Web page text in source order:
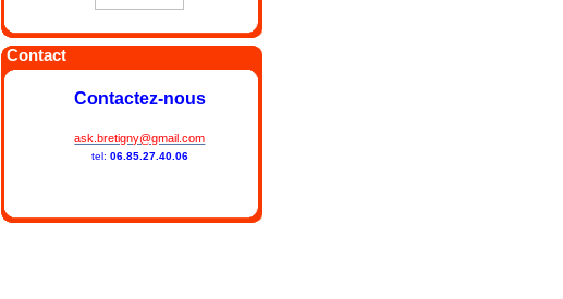
Contact
Contactez-nous
ask.bretigny@gmail.com
tel: 06.85.27.40.06